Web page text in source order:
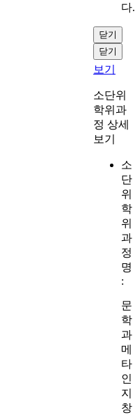
다.
닫기
닫기
보기
소단위
학위과
정 상세
보기
소
단
위
학
위
과
정
명
:
문
학
과
메
타
인
지
창